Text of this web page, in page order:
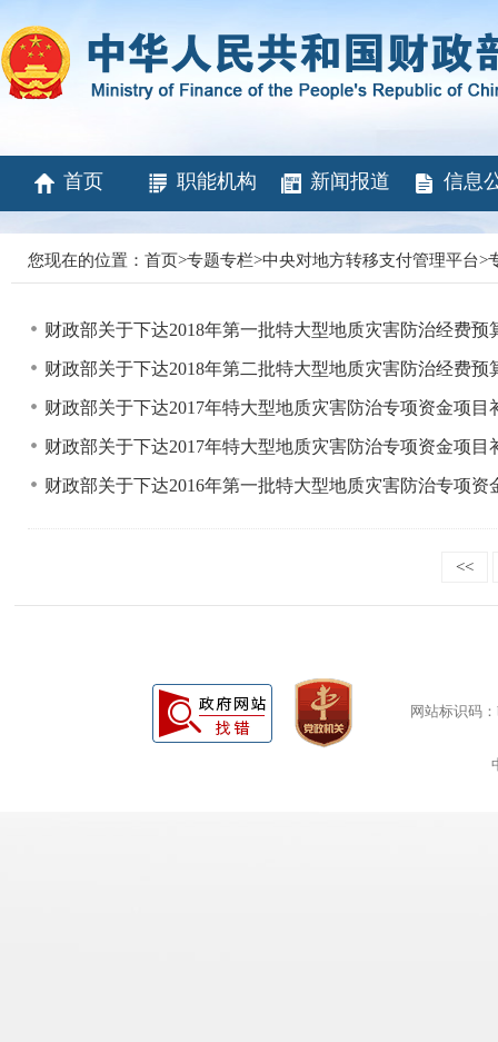
首页 职能机构 新闻报道 信息
您现在的位置： 首页>专题专栏>中央对地方转移支付管理平台>
财政部关于下达2018年第一批特大型地质灾害防治经费
财政部关于下达2018年第二批特大型地质灾害防治经费
财政部关于下达2017年特大型地质灾害防治专项资金项
财政部关于下达2017年特大型地质灾害防治专项资金项
财政部关于下达2016年第一批特大型地质灾害防治专项
<<
网站标识码